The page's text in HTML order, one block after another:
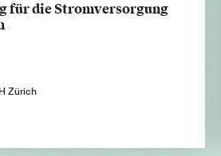
für die Stromversorgung
Zürich